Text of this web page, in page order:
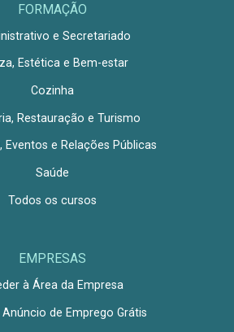
FORMAÇÃO
e Secretariado
Estética e Bem-estar
Cozinha
Restauração e Turismo
Eventos e Relações Públicas
Saúde
Todos os cursos
EMPRESAS
à Área da Empresa
Anúncio de Emprego Grátis